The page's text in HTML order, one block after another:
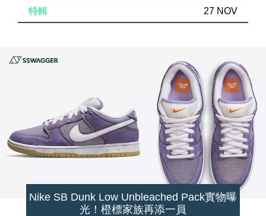
特輯 27 NOV
Nike SB Dunk Low Unbleached Pack實物曝
光！橙標家族再添一員